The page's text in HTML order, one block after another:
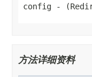
config -
方法详细资料